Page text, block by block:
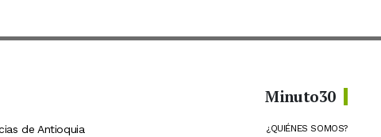
de Antioquia
Minuto30
¿QUIÉNES SOMOS?